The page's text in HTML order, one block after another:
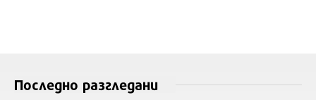
Последно разгледани